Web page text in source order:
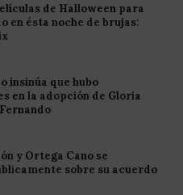
de Halloween para
en ésta noche de brujas:
insinúa que hubo
en la adopción de Gloria
y Ortega Cano se
sobre su acuerdo